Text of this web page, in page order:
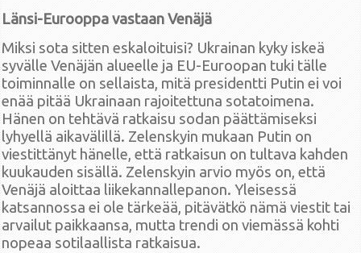
Länsi-Eurooppa vastaan Venäjä
Miksi sota sitten eskaloituisi? Ukrainan kyky iskeä
syvälle Venäjän alueelle ja EU-Euroopan tuki tälle
toiminnalle on sellaista, mitä presidentti Putin ei voi
enää pitää Ukrainaan rajoitettuna sotatoimena.
Hänen on tehtävä ratkaisu sodan päättämiseksi
lyhyellä aikavälillä. Zelenskyin mukaan Putin on
viestittänyt hänelle, että ratkaisun on tultava kahden
kuukauden sisällä. Zelenskyin arvio myös on, että
Venäjä aloittaa liikekannallepanon. Yleisessä
katsannossa ei ole tärkeää, pitävätkö nämä viestit tai
arvailut paikkaansa, mutta trendi on viemässä kohti
nopeaa sotilaallista ratkaisua.